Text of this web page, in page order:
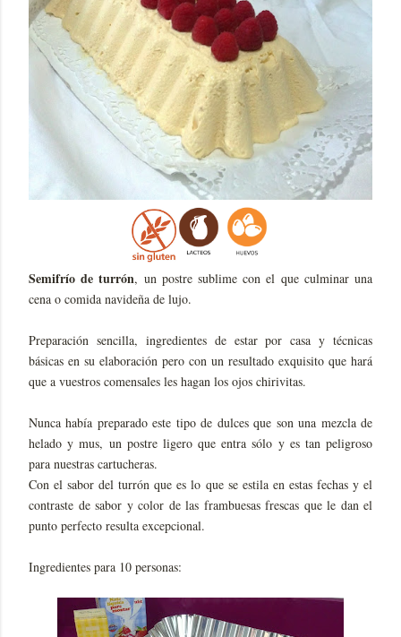
Semifrío de turrón, un postre sublime con el que culminar una
cena o comida navideña de lujo.
Preparación sencilla, ingredientes de estar por casa y técnicas
básicas en su elaboración pero con un resultado exquisito que hará
que a vuestros comensales les hagan los ojos chirivitas.
Nunca había preparado este tipo de dulces que son una mezcla de
helado y mus, un postre ligero que entra sólo y es tan peligroso
para nuestras cartucheras.
Con el sabor del turrón que es lo que se estila en estas fechas y el
contraste de sabor y color de las frambuesas frescas que le dan el
punto perfecto resulta excepcional.
Ingredientes para 10 personas: